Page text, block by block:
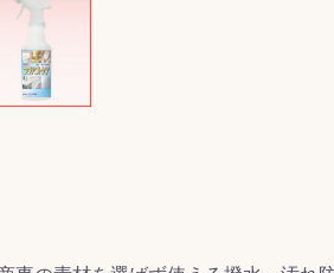
ップ
ー
メント
ューム
トバキューム
タイプ
ド
リッシャー